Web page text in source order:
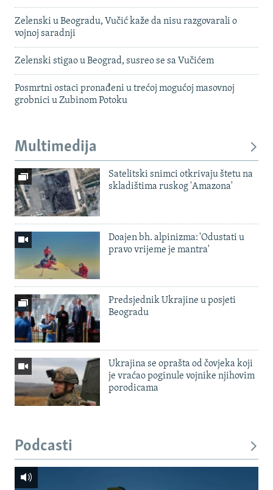
Zelenski u Beogradu, Vučić kaže da nisu razgovarali o
vojnoj saradnji
Zelenski stigao u Beograd, susreo se sa Vučićem
Posmrtni ostaci pronađeni u trećoj mogućoj masovnoj
grobnici u Zubinom Potoku
Multimedija
Satelitski snimci otkrivaju štetu na
skladištima ruskog 'Amazona'
Doajen bh. alpinizma: 'Odustati u
pravo vrijeme je mantra'
Predsjednik Ukrajine u posjeti
Beogradu
Ukrajina se oprašta od čovjeka koji
je vraćao poginule vojnike njihovim
porodicama
Podcasti